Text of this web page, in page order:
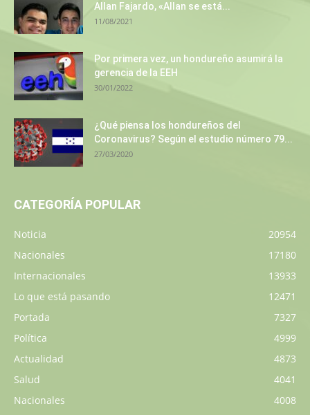
Allan Fajardo, «Allan se está...
11/08/2021
Por primera vez, un hondureño asumirá la
gerencia de la EEH
30/01/2022
¿Qué piensa los hondureños del
Coronavirus? Según el estudio número 79...
27/03/2020
CATEGORÍA POPULAR
Noticia
20954
Nacionales
17180
Internacionales
13933
Lo que está pasando
12471
Portada
7327
Política
4999
Actualidad
4873
Salud
4041
Nacionales
4008